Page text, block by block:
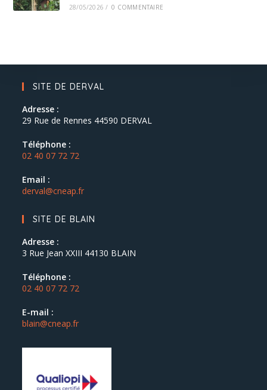
28/05/2026 / 0 COMMENTAIRE
SITE DE DERVAL
Adresse :
29 Rue de Rennes 44590 DERVAL
Téléphone :
02 40 07 72 72
Email :
derval@cneap.fr
SITE DE BLAIN
Adresse :
3 Rue Jean XXIII 44130 BLAIN
Téléphone :
02 40 07 72 72
E-mail :
blain@cneap.fr